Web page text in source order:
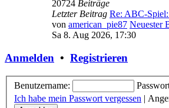
20724 Beiträge
Letzter Beitrag Re: ABC-Spiel:
von american_pie87 Neuester
Sa 8. Aug 2026, 17:30
Anmelden • Registrieren
Benutzername:
Ich habe mein Passwort vergessen |